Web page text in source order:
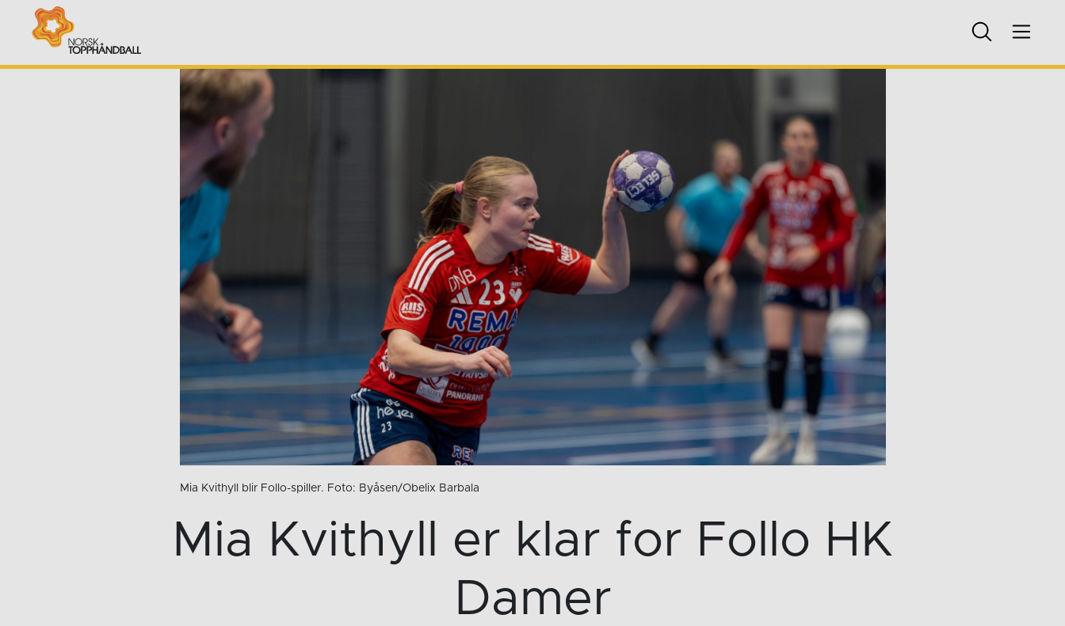
Mia Kvithyll blir Follo-spiller. Foto: Byåsen/Obelix Barbala
Mia Kvithyll er klar for Follo HK
Damer